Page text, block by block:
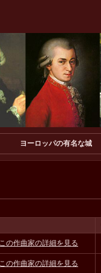
ヨーロッパの有名な城
この作曲家の詳細を見る
この作曲家の詳細を見る